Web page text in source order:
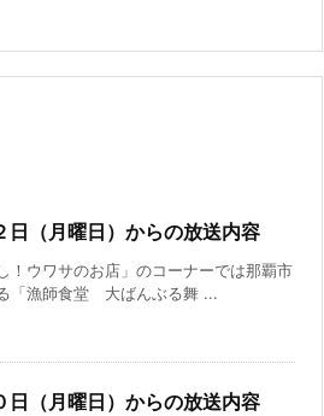
日（月曜日）からの放送内容
！ウワサのお店」のコーナーでは那覇市
「漁師食堂 大ばんぶる舞 ...
日（月曜日）からの放送内容